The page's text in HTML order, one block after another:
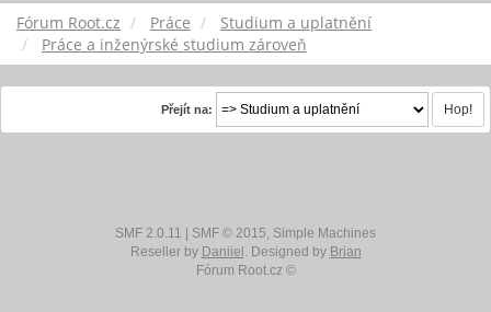
Fórum Root.cz Práce
Studium a uplatnění
Práce a inženýrské studium zároveň
Přejít na:
SMF 2.0.11 | SMF © 2015, Simple Machines
Reseller by Daniiel. Designed by Brian
Fórum Root.cz ©